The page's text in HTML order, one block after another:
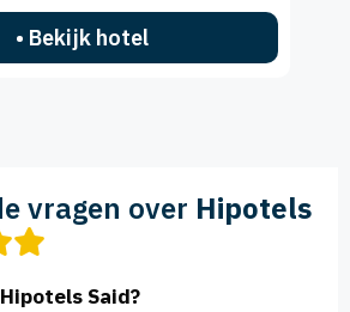
• Bekijk hotel
vragen over Hipotels
Said?